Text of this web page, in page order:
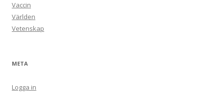
Vaccin
Världen
Vetenskap
META
Logga in